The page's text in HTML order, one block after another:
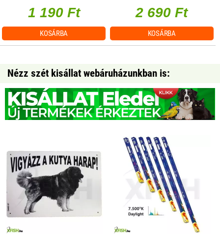
1 190 Ft
KOSÁRBA
2 690 Ft
KOSÁRBA
Nézz szét kisállat webáruházunkban is: